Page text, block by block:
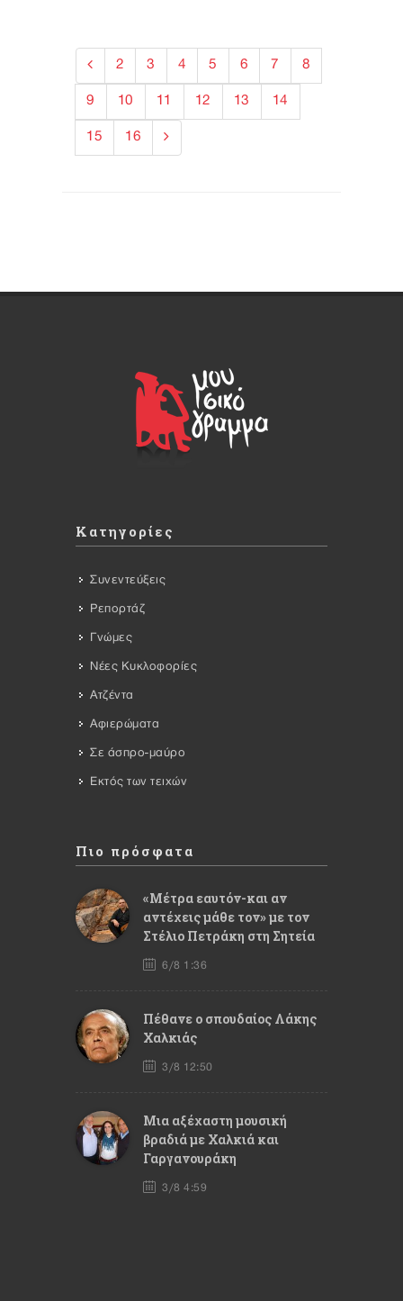
2 3 4 5 6 7 8
9 10 11 12 13 14
15 16
Κατηγορίες
Συνεντεύξεις
Ρεπορτάζ
Γνώμες
Νέες Κυκλοφορίες
Ατζέντα
Αφιερώματα
Σε άσπρο-μαύρο
Εκτός των τειχών
Πιο πρόσφατα
«Μέτρα εαυτόν-και αν
αντέχεις μάθε τον» με τον
Στέλιο Πετράκη στη Σητεία
6/8 1:36
Πέθανε ο σπουδαίος Λάκης
Χαλκιάς
3/8 12:50
Mια αξέχαστη μουσική
βραδιά με Χαλκιά και
Γαργανουράκη
3/8 4:59